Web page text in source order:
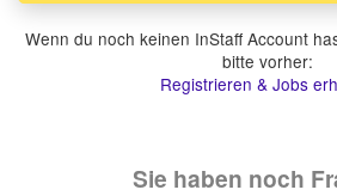
Wenn du noch keinen InStaff Account
bitte vorher:
Registrieren & Jobs
Sie haben noch